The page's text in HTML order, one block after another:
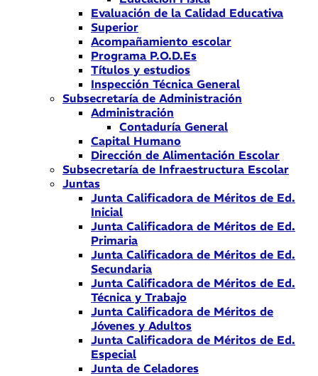
Evaluación de la Calidad Educativa
Superior
Acompañamiento escolar
Programa P.O.D.Es
Títulos y estudios
Inspección Técnica General
Subsecretaría de Administración
Administración
Contaduría General
Capital Humano
Dirección de Alimentación Escolar
Subsecretaría de Infraestructura Escolar
Juntas
Junta Calificadora de Méritos de Ed.
Inicial
Junta Calificadora de Méritos de Ed.
Primaria
Junta Calificadora de Méritos de Ed.
Secundaria
Junta Calificadora de Méritos de Ed.
Técnica y Trabajo
Junta Calificadora de Méritos de
Jóvenes y Adultos
Junta Calificadora de Méritos de Ed.
Especial
Junta de Celadores